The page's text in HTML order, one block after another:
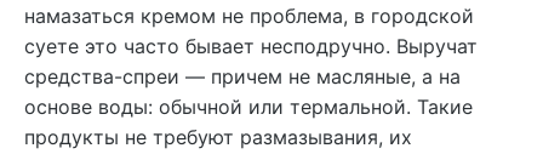
намазаться кремом не проблема, в городской
суете это часто бывает несподручно. Выручат
средства-спреи — причем не масляные, а на
основе воды: обычной или термальной. Такие
продукты не требуют размазывания, их